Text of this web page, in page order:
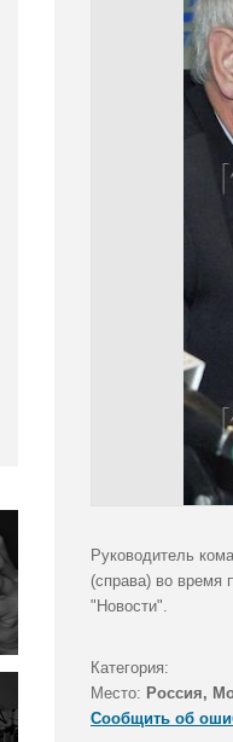
Руководитель
(справа) во время
"Новости".
Категория:
Место: Россия,
Сообщить об